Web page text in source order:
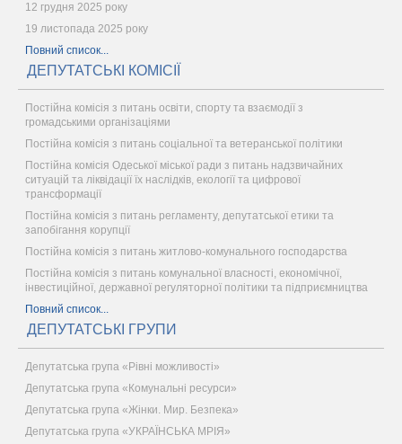
12 грудня 2025 року
19 листопада 2025 року
Повний список...
ДЕПУТАТСЬКІ КОМІСІЇ
Постійна комісія з питань освіти, спорту та взаємодії з
громадськими організаціями
Постійна комісія з питань соціальної та ветеранської політики
Постійна комісія Одеської міської ради з питань надзвичайних
ситуацій та ліквідації їх наслідків, екології та цифрової
трансформації
Постійна комісія з питань регламенту, депутатської етики та
запобігання корупції
Постійна комісія з питань житлово-комунального господарства
Постійна комісія з питань комунальної власності, економічної,
інвестиційної, державної регуляторної політики та підприємництва
Повний список...
ДЕПУТАТСЬКІ ГРУПИ
Депутатська група «Рівні можливості»
Депутатська група «Комунальні ресурси»
Депутатська група «Жінки. Мир. Безпека»
Депутатська група «УКРАЇНСЬКА МРІЯ»